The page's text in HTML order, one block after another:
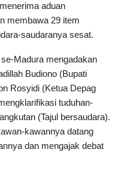
aduan
membawa 29 item
saudaranya sesat.
Madura mengadakan
Budiono (Bupati
Rosyidi (Ketua Depag
tuduhan-
(Tajul bersaudara).
kawannya datang
dan mengajak debat